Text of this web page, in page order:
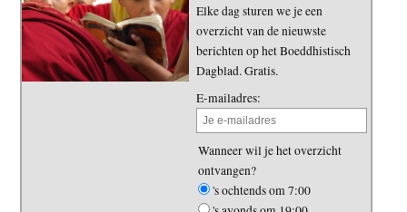
Elke dag sturen we je een
overzicht van de nieuwste
berichten op het Boeddhistisch
Dagblad. Gratis.
E-mailadres:
Wanneer wil je het overzicht
ontvangen?
's ochtends om 7:00